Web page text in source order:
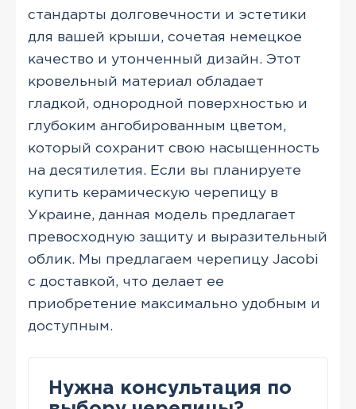
стандарты долговечности и эстетики
для вашей крыши, сочетая немецкое
качество и утонченный дизайн. Этот
кровельный материал обладает
гладкой, однородной поверхностью и
глубоким ангобированным цветом,
который сохранит свою насыщенность
на десятилетия. Если вы планируете
купить керамическую черепицу в
Украине, данная модель предлагает
превосходную защиту и выразительный
облик. Мы предлагаем черепицу Jacobi
с доставкой, что делает ее
приобретение максимально удобным и
доступным.
Нужна консультация по